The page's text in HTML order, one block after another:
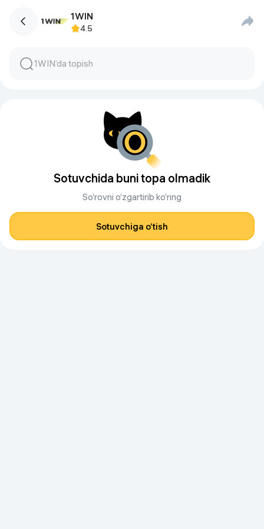
1WIN
4.5
Sotuvchida buni topa olmadik
So‘rovni o‘zgartirib ko‘ring
Sotuvchiga o‘tish